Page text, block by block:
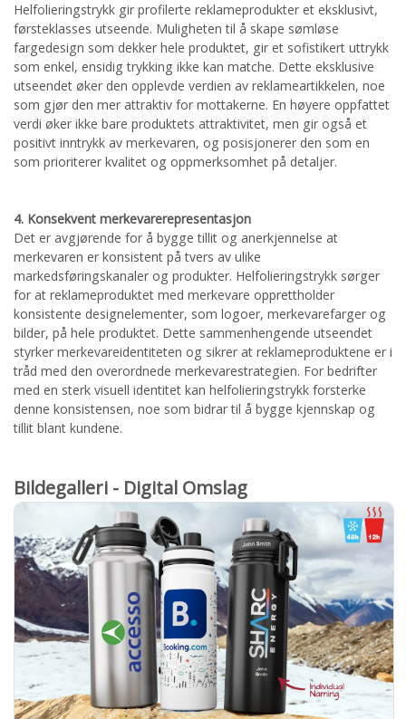
Helfolieringstrykk gir profilerte reklameprodukter et eksklusivt,
førsteklasses utseende. Muligheten til å skape sømløse
fargedesign som dekker hele produktet, gir et sofistikert uttrykk
som enkel, ensidig trykking ikke kan matche. Dette eksklusive
utseendet øker den opplevde verdien av reklameartikkelen, noe
som gjør den mer attraktiv for mottakerne. En høyere oppfattet
verdi øker ikke bare produktets attraktivitet, men gir også et
positivt inntrykk av merkevaren, og posisjonerer den som en
som prioriterer kvalitet og oppmerksomhet på detaljer.
4. Konsekvent merkevarerepresentasjon
Det er avgjørende for å bygge tillit og anerkjennelse at
merkevaren er konsistent på tvers av ulike
markedsføringskanaler og produkter. Helfolieringstrykk sørger
for at reklameproduktet med merkevare opprettholder
konsistente designelementer, som logoer, merkevarefarger og
bilder, på hele produktet. Dette sammenhengende utseendet
styrker merkevareidentiteten og sikrer at reklameproduktene er i
tråd med den overordnede merkevarestrategien. For bedrifter
med en sterk visuell identitet kan helfolieringstrykk forsterke
denne konsistensen, noe som bidrar til å bygge kjennskap og
tillit blant kundene.
Bildegalleri - Digital Omslag